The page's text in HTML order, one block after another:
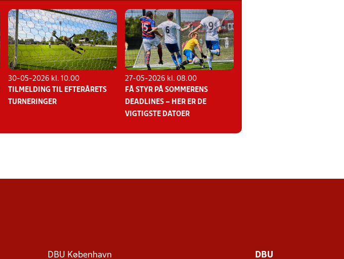
30-05-2026 kl. 10.00
TILMELDING TIL EFTERÅRETS
TURNERINGER
27-05-2026 kl. 08.00
FÅ STYR PÅ SOMMERENS
DEADLINES – HER ER DE
VIGTIGSTE DATOER
DBU København DBU